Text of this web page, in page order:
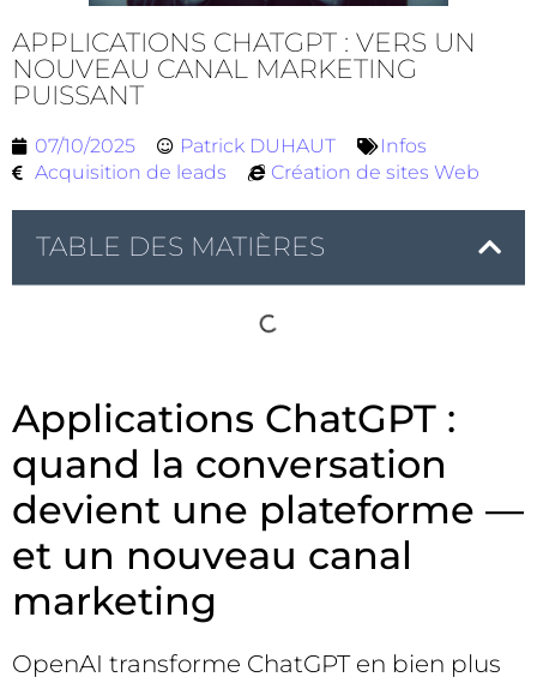
APPLICATIONS CHATGPT : VERS UN
NOUVEAU CANAL MARKETING
PUISSANT
07/10/2025 Patrick DUHAUT
Infos
Acquisition de leads
Création de sites Web
TABLE DES MATIÈRES
Applications ChatGPT :
quand la conversation
devient une plateforme —
et un nouveau canal
marketing
OpenAI transforme ChatGPT en bien plus